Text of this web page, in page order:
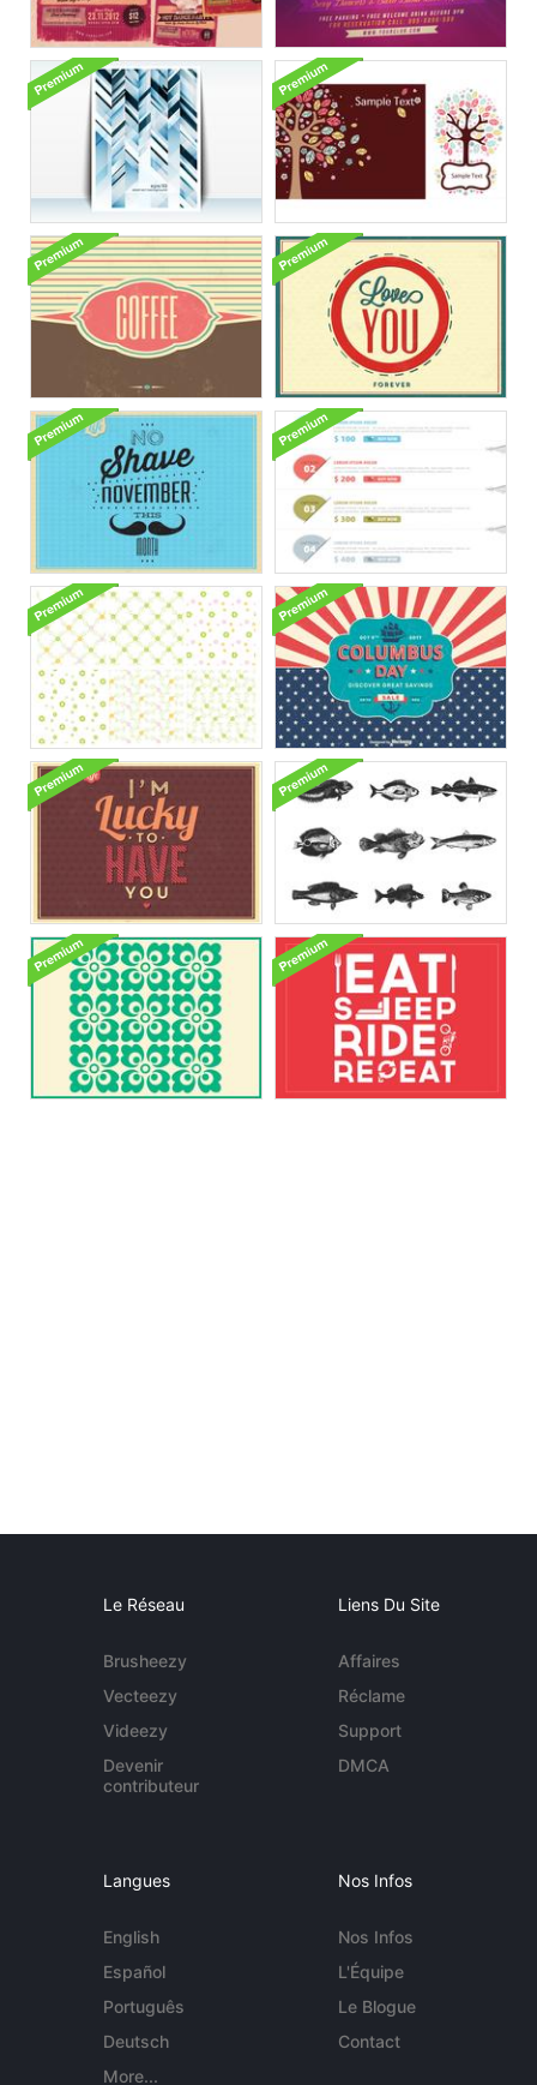
Le Réseau
Brusheezy
Vecteezy
Videezy
Devenir
contributeur
Liens Du Site
Affaires
Réclame
Support
DMCA
Langues
English
Español
Português
Deutsch
More...
Nos Infos
Nos Infos
L'Équipe
Le Blogue
Contact